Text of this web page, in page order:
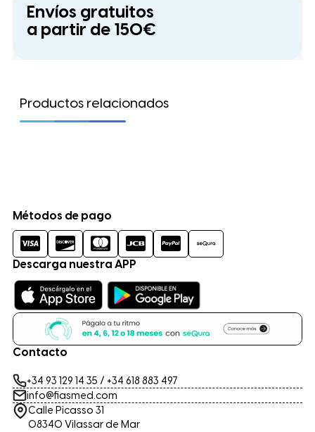
Envíos gratuitos
a partir de 150€
Productos relacionados
Métodos de pago
Descarga nuestra APP
Contacto
+34 93 129 14 35 / +34 618 883 497
info@fiasmed.com
Calle Picasso 31
08340 Vilassar de Mar